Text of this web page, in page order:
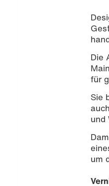
Die
für
Sie
und
um